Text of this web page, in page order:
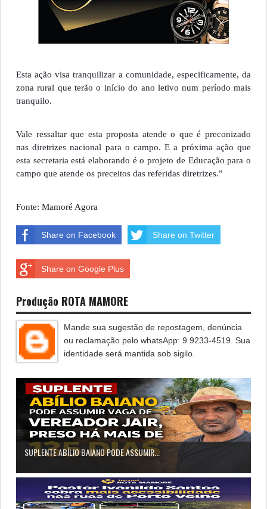
Esta ação visa tranquilizar a comunidade, especificamente, da
zona rural que terão o início do ano letivo num período mais
tranquilo.
Vale ressaltar que esta proposta atende o que é preconizado
nas diretrizes nacional para o campo.E a próxima ação que
esta secretaria está elaborando é o projeto de Educação para o
campo que atende os preceitos das referidas diretrizes.”
Fonte: Mamoré Agora
Share on Facebook Share on Twitter
Share on Google Plus
Produção ROTA MAMORE
Mande sua sugestão de repostagem, denúncia
ou reclamação pelo whatsApp: 9 9233-4519. Sua
identidade será mantida sob sigilo.
SUPLENTE ABÍLIO BAIANO PODE ASSUMIR...